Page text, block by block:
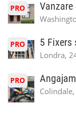
PRO
PRO 5 Fixers
Londra,
PRO